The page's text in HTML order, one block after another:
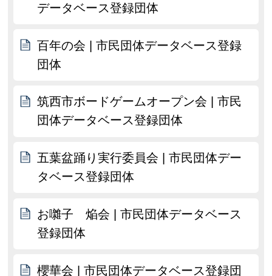
データベース登録団体
百年の会 | 市民団体データベース登録
団体
筑西市ボードゲームオープン会 | 市民
団体データベース登録団体
五葉盆踊り実行委員会 | 市民団体デー
タベース登録団体
お囃子 焔会 | 市民団体データベース
登録団体
櫻華会 | 市民団体データベース登録団